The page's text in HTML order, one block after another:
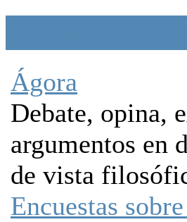
Ágora
Debate, opina,
argumentos en
de vista
Encuestas